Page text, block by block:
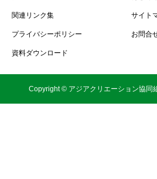
関連リンク集 サイト
プライバシーポリシー お問合
資料ダウンロード
Copyright © アジアクリエーション協同